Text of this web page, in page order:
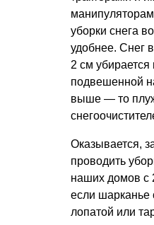
уборки снега
удобнее. Снег
2 см убирается
подвешенной
выше — то
Оказывается,
проводить
наших домов с
если шарканье
лопатой или